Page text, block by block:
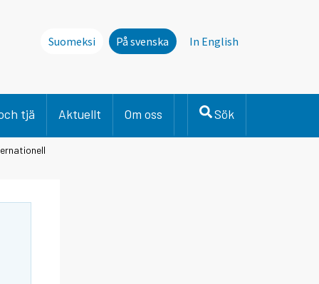
Suomeksi På svenska In English
tjä Aktuellt Om oss Sök